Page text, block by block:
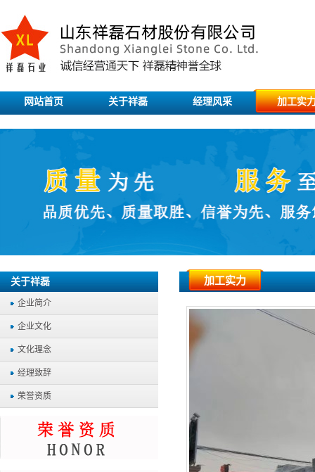
网站首页 关于祥磊 经理风采 加工实
关于祥磊
企业简介
企业文化
文化理念
经理致辞
荣誉资质
加工实力